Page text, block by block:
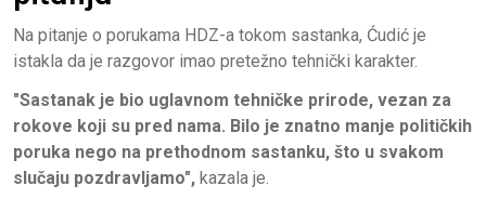
Na pitanje o porukama HDZ-a tokom sastanka, Ćudić je
istakla da je razgovor imao pretežno tehnički karakter.
"Sastanak je bio uglavnom tehničke prirode, vezan za
rokove koji su pred nama. Bilo je znatno manje političkih
poruka nego na prethodnom sastanku, što u svakom
slučaju pozdravljamo", kazala je.